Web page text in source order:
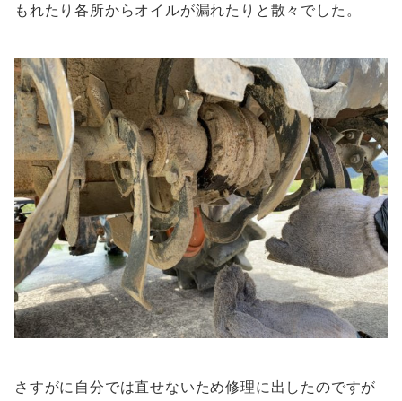
もれたり各所からオイルが漏れたりと散々でした。
さすがに自分では直せないため修理に出したのですが